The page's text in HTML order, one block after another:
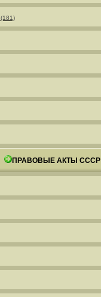
(181)
ПРАВОВЫЕ АКТЫ СССР